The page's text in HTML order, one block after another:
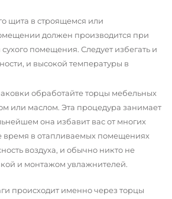
щита в строящемся или
должен производится при
помещения. Следует избегать и
и высокой температуры в
обработайте торцы мебельных
или маслом. Эта процедура занимает
она избавит вас от многих
время в отапливаемых помещениях
воздуха, и обычно никто не
и монтажом увлажнителей.
происходит именно через торцы